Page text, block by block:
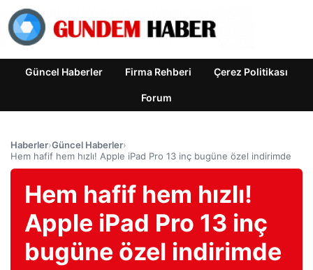
Güncel Haberler Firma Rehberi Çerez Politikası
Forum
Haberler›Güncel Haberler›
Hem hafif hem hızlı! Apple iPad Pro 13 inç bugüne özel indirimde
Hem hafif hem hızlı!
Apple iPad Pro 13 inç
bugüne özel indirimde